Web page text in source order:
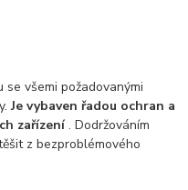
všemi požadovanými
Je vybaven řadou ochran a
zařízení. Dodržováním
z bezproblémového